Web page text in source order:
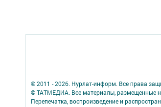
© 2011 - 2026. Нурлат-⁠информ. Все права
© ТАТМЕДИА. Все материалы, размещенные
Перепечатка, воспроизведение и